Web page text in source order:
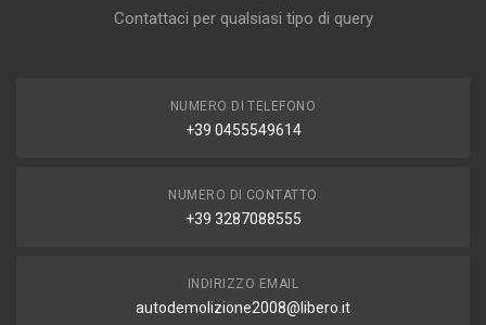
SKODA Octavia S. Wagon 3° Serie
Contattaci per qualsiasi tipo di query
NUMERO DI TELEFONO
+39 0455549614
NUMERO DI CONTATTO
+39 3287088555
INDIRIZZO EMAIL
autodemolizione2008@libero.it